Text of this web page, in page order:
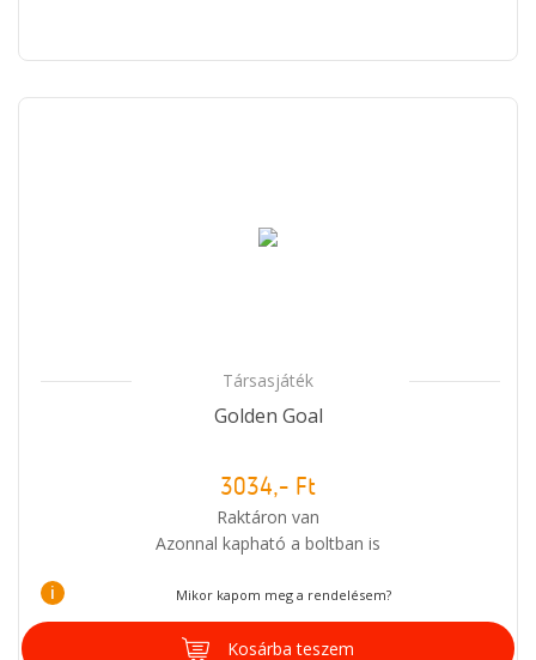
Társasjáték
Golden Goal
3034,- Ft
Raktáron van
Azonnal kapható a boltban is
i Mikor kapom meg a rendelésem?
Kosárba teszem